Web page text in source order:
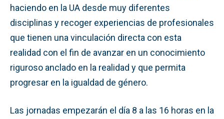
haciendo en la UA desde muy diferentes
disciplinas y recoger experiencias de profesionales
que tienen una vinculación directa con esta
realidad con el fin de avanzar en un conocimiento
riguroso anclado en la realidad y que permita
progresar en la igualdad de género.
Las jornadas empezarán el día 8 a las 16 horas en la